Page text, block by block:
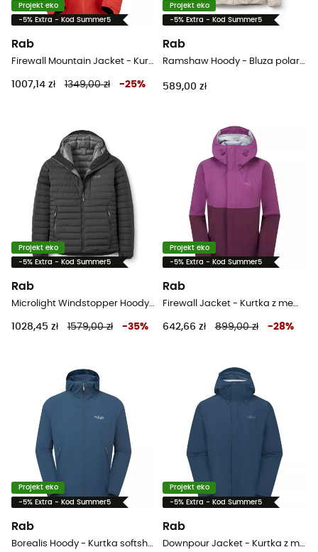
Projekt eko
-5% Extra - Kod Summer5
Rab
Firewall Mountain Jacket - Kurtka z membraną meska
1007,14 zł 1349,00 zł -25%
Projekt eko
-5% Extra - Kod Summer5
Rab
Ramshaw Hoody - Bluza polarowa meska
589,00 zł
Projekt eko
-5% Extra - Kod Summer5
Rab
Microlight Windstopper Hoody - Kurtka puchowa meski
1028,45 zł 1579,00 zł -35%
Projekt eko
-5% Extra - Kod Summer5
Rab
Firewall Jacket - Kurtka z membraną damska
642,66 zł 899,00 zł -28%
Projekt eko
-5% Extra - Kod Summer5
Rab
Borealis Hoody - Kurtka softshell meska
Projekt eko
-5% Extra - Kod Summer5
Rab
Downpour Jacket - Kurtka z membraną meska